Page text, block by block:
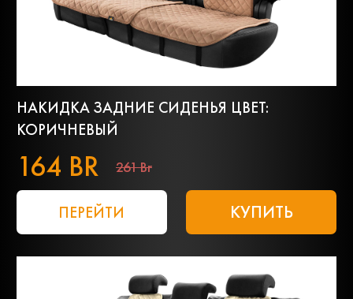
НАКИДКА ЗАДНИЕ СИДЕНЬЯ ЦВЕТ:
КОРИЧНЕВЫЙ
164 BR 261 Br
ПЕРЕЙТИ КУПИТЬ